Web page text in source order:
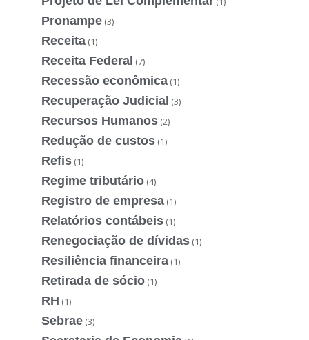
Pronampe (3)
Receita (1)
Receita Federal (7)
Recessão econômica (1)
Recuperação Judicial (3)
Recursos Humanos (2)
Redução de custos (1)
Refis (1)
Regime tributário (4)
Registro de empresa (1)
Relatórios contábeis (1)
Renegociação de dívidas (1)
Resiliência financeira (1)
Retirada de sócio (1)
RH (1)
Sebrae (3)